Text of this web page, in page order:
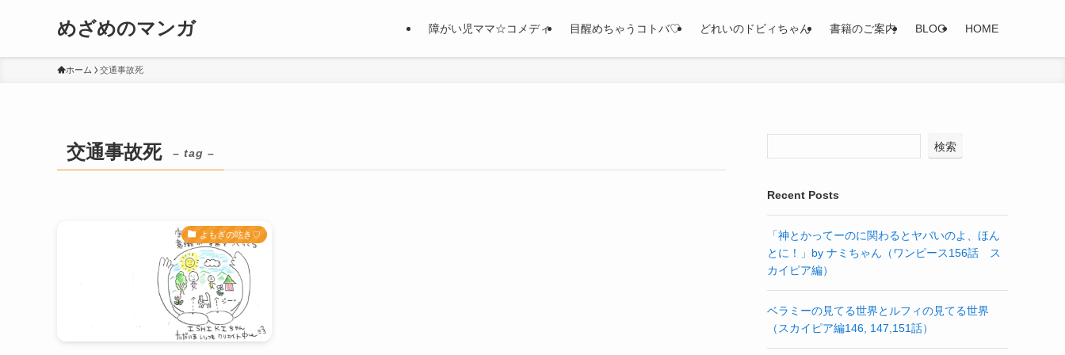
めざめのマンガ 障がい児ママ☆コメディ 目醒めちゃうコトバ♡ どれいのドビィちゃん 書籍のご案内 BLOG HOME
ホーム 交通事故死
交通事故死 – tag –
よもぎの呟き♡
検索
Recent Posts
「神とかってーのに関わるとヤバいのよ、ほん
とに！」by ナミちゃん（ワンピース156話 ス
カイピア編）
ベラミーの見てる世界とルフィの見てる世界
（スカイピア編146, 147,151話）